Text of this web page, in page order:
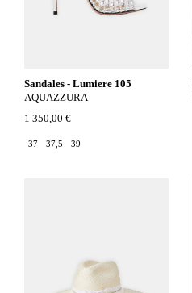
Sandales - Lumiere 105
AQUAZZURA
1 350,00 €
37 37,5 39